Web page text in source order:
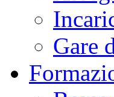
Gare